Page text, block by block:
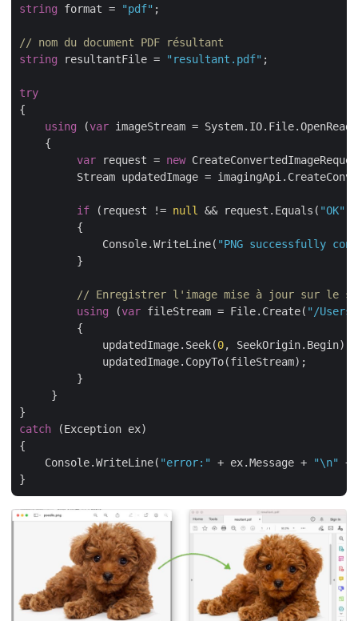
string format = "pdf" ;
// nom du document PDF résultant
string resultantFile = "resultant.pdf" ;
try
{
using (var imageStream = System.IO.File.OpenRead(
    {
var request = new
Stream updatedImage =
if (request != null && request.Equals( "OK"
         {
             Console.WriteLine(
"PNG successfully
         }
// Enregistrer l'image mise à jour sur le
using (var fileStream = File.Create( "/Users/
         {
             updatedImage.Seek(
0, SeekOrigin.Begin);
             updatedImage.CopyTo(fileStream);
         }
     }
catch (Exception ex)
{
    Console.WriteLine(
"error:" + ex.Message + "\n"
+